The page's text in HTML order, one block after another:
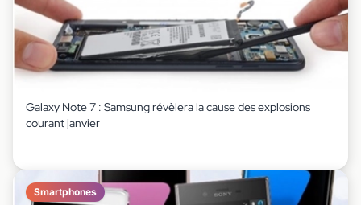
Galaxy Note 7 : Samsung révèlera la cause des explosions
courant janvier
Smartphones